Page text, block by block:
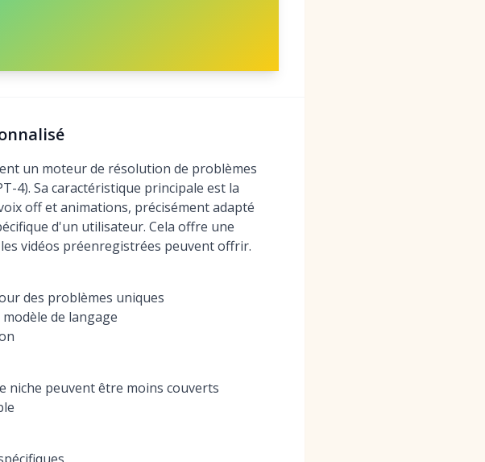
un moteur de résolution de problèmes
4). Sa caractéristique principale est la
off et animations, précisément adapté
d'un utilisateur. Cela offre une
vidéos préenregistrées peuvent offrir.
des problèmes uniques
de langage
niche peuvent être moins couverts